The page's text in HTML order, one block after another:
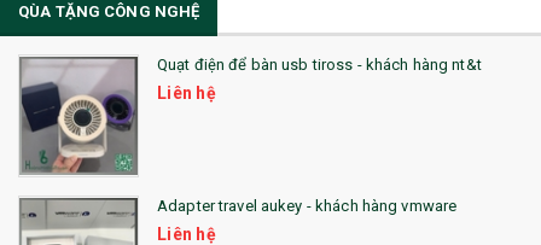
36. QUẠT NHỰA QUẢNG CÁO
QUÀ TẶNG KHUYẾN MẠI
QUÀ TẶNG SX NHANH
QUÀ TẶNG HỘI THẢO
QUÀ TẶNG CÔNG NGHỆ
QÙA TẶNG CÔNG NGHỆ
Quạt điện để bàn usb tiross - khách hàng nt&t
Liên hệ
Adapter travel aukey - khách hàng vmware
Liên hệ